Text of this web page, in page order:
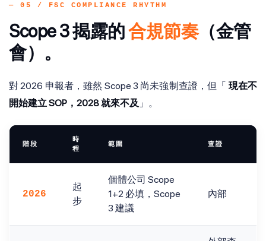
— 05 / FSC COMPLIANCE RHYTHM
Scope 3 揭露的合規節奏（金管
會）。
對 2026 申報者，雖然 Scope 3 尚未強制查證，但「 現在不
開始建立 SOP，2028 就來不及 」。
階段
時
程
範圍 查證
2026
起
步
個體公司 Scope
1+2 必填，Scope
3 建議
內部